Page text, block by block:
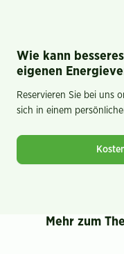
Wie kann
eigenen
Reservieren Sie bei uns
sich in einem
Mehr zum